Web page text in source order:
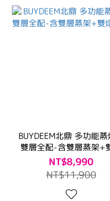
BUYDEEM北鼎 多功能
雙層全配-含雙層蒸架+
盅組
NT$8,990
NT$11,900